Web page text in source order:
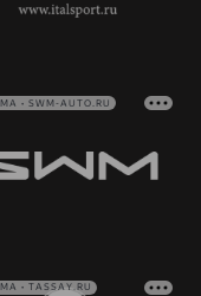
• SWM-AUTO.RU
• TASSAY.RU